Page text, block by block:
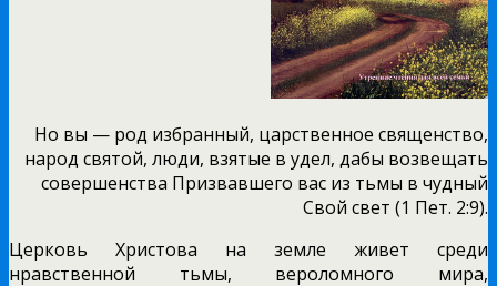
Но вы — род избранный, царственное священство,
народ святой, люди, взятые в удел, дабы возвещать
совершенства Призвавшего вас из тьмы в чудный
Свой свет (1 Пет. 2:9).
Церковь Христова на земле живет среди
нравственной тьмы, вероломного мира,